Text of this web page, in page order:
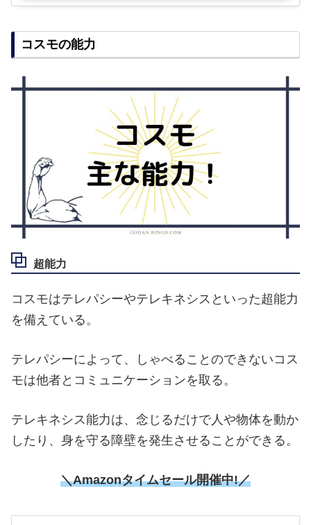
コスモの能力
超能力
コスモはテレパシーやテレキネシスといった超能力
を備えている。
テレパシーによって、しゃべることのできないコス
モは他者とコミュニケーションを取る。
テレキネシス能力は、念じるだけで人や物体を動か
したり、身を守る障壁を発生させることができる。
＼Amazonタイムセール開催中!／